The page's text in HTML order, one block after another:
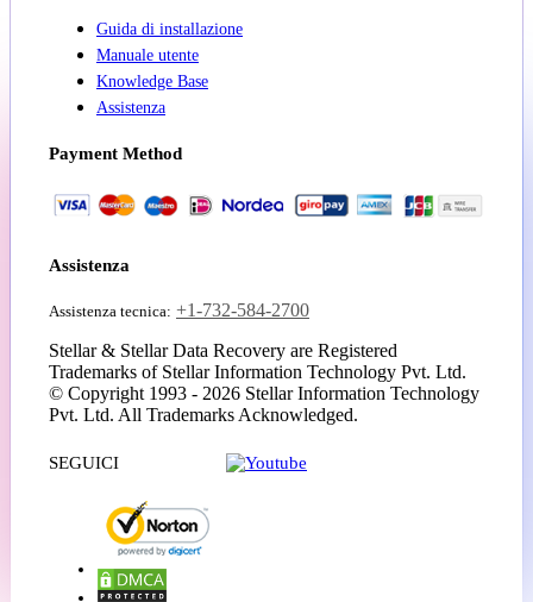
Guida di installazione
Manuale utente
Knowledge Base
Assistenza
Payment Method
Assistenza
Assistenza tecnica: +1-732-584-2700
Stellar & Stellar Data Recovery are Registered
Trademarks of Stellar Information Technology Pvt. Ltd.
© Copyright 1993 - 2026 Stellar Information Technology
Pvt. Ltd. All Trademarks Acknowledged.
SEGUICI